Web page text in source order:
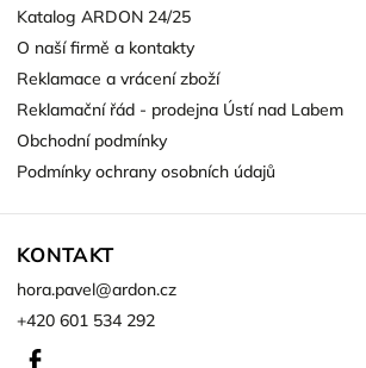
Katalog ARDON 24/25
O naší firmě a kontakty
Reklamace a vrácení zboží
Reklamační řád - prodejna Ústí nad Labem
Obchodní podmínky
Podmínky ochrany osobních údajů
KONTAKT
hora.pavel@ardon.cz
+420 601 534 292